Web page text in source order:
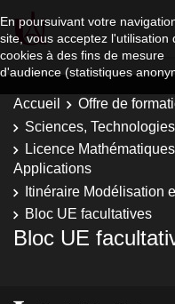
En poursuivant votre
site, vous acceptez l'utilisation
cookies à des fins de mesure
d'audience (statistiques
Accueil Offre de
Sciences,
Licence
Applications
Itinéraire Modélisation
Bloc UE facultatives
Bloc UE